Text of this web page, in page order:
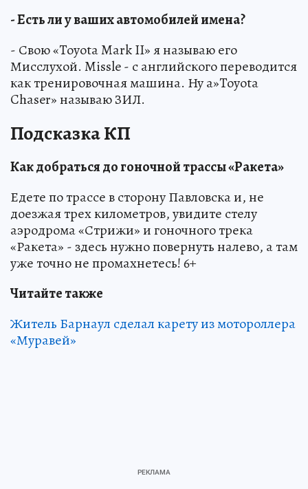
- Есть ли у ваших автомобилей имена?
- Свою «Toyota Mark II» я называю его
Мисслухой. Missle - с английского переводится
как тренировочная машина. Ну а»Toyota
Chaser» называю ЗИЛ.
Подсказка КП
Как добраться до гоночной трассы «Ракета»
Едете по трассе в сторону Павловска и, не
доезжая трех километров, увидите стелу
аэродрома «Стрижи» и гоночного трека
«Ракета» - здесь нужно повернуть налево, а там
уже точно не промахнетесь! 6+
Читайте также
Житель Барнаул сделал карету из мотороллера
«Муравей»